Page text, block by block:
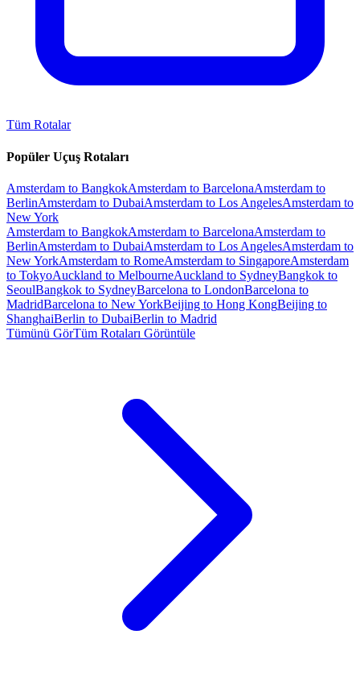
Tüm Rotalar
Popüler Uçuş Rotaları
Amsterdam to BangkokAmsterdam to BarcelonaAmsterdam to
BerlinAmsterdam to DubaiAmsterdam to Los AngelesAmsterdam to
New York
Amsterdam to BangkokAmsterdam to BarcelonaAmsterdam to
BerlinAmsterdam to DubaiAmsterdam to Los AngelesAmsterdam to
New YorkAmsterdam to RomeAmsterdam to SingaporeAmsterdam
to TokyoAuckland to MelbourneAuckland to SydneyBangkok to
SeoulBangkok to SydneyBarcelona to LondonBarcelona to
MadridBarcelona to New YorkBeijing to Hong KongBeijing to
ShanghaiBerlin to DubaiBerlin to Madrid
Tümünü GörTüm Rotaları Görüntüle